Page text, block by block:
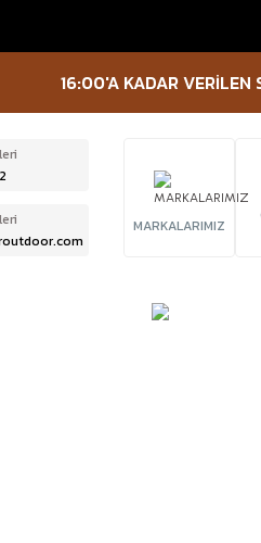
16:00'A KADAR VERİLEN
MARKALARIMIZ